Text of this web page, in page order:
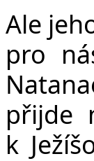
Ale
pro
přijde
k